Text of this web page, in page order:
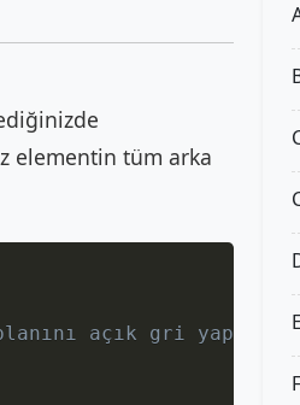
elementin tüm arka
açık gri yapar */